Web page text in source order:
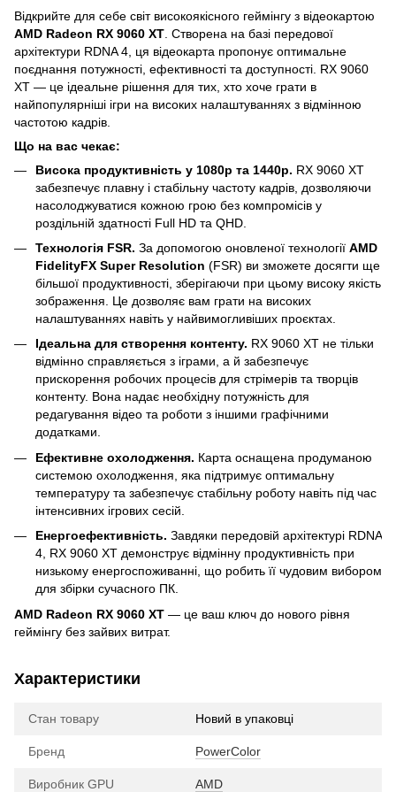
Відкрийте для себе світ високоякісного геймінгу з відеокартою
AMD Radeon RX 9060 XT . Створена на базі передової
архітектури RDNA 4, ця відеокарта пропонує оптимальне
поєднання потужності, ефективності та доступності. RX 9060
XT — це ідеальне рішення для тих, хто хоче грати в
найпопулярніші ігри на високих налаштуваннях з відмінною
частотою кадрів.
Що на вас чекає:
Висока продуктивність у 1080p та 1440p. RX 9060 XT
забезпечує плавну і стабільну частоту кадрів, дозволяючи
насолоджуватися кожною грою без компромісів у
роздільній здатності Full HD та QHD.
Технологія FSR. За допомогою оновленої технології AMD
FidelityFX Super Resolution (FSR) ви зможете досягти ще
більшої продуктивності, зберігаючи при цьому високу якість
зображення. Це дозволяє вам грати на високих
налаштуваннях навіть у найвимогливіших проєктах.
Ідеальна для створення контенту. RX 9060 XT не тільки
відмінно справляється з іграми, а й забезпечує
прискорення робочих процесів для стрімерів та творців
контенту. Вона надає необхідну потужність для
редагування відео та роботи з іншими графічними
додатками.
Ефективне охолодження. Карта оснащена продуманою
системою охолодження, яка підтримує оптимальну
температуру та забезпечує стабільну роботу навіть під час
інтенсивних ігрових сесій.
Енергоефективність. Завдяки передовій архітектурі RDNA
4, RX 9060 XT демонструє відмінну продуктивність при
низькому енергоспоживанні, що робить її чудовим вибором
для збірки сучасного ПК.
AMD Radeon RX 9060 XT — це ваш ключ до нового рівня
геймінгу без зайвих витрат.
Характеристики
Стан товару Новий в упаковці
Бренд PowerColor
Виробник GPU AMD